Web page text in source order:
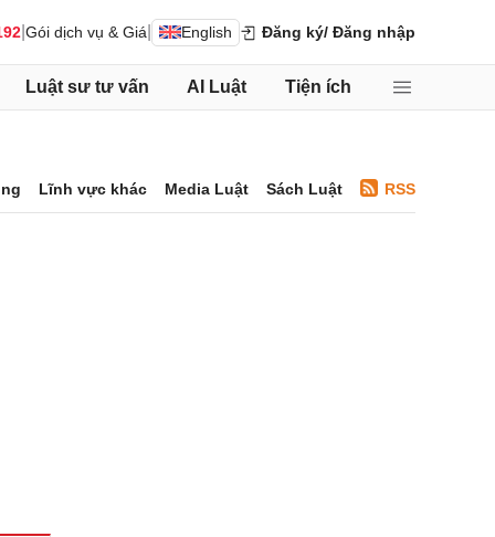
Gói dịch vụ & Giá English Đăng ký/ Đăng nhập
Luật sư tư vấn AI Luật Tiện ích
Lĩnh vực khác Media Luật Sách Luật RSS